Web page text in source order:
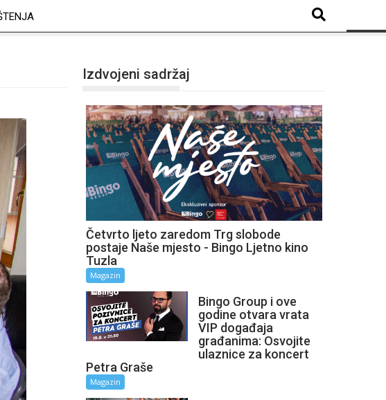
Izdvojeni sadržaj
Četvrto ljeto zaredom Trg slobode
postaje Naše mjesto - Bingo Ljetno kino
Tuzla
Magazin
Bingo Group i ove
godine otvara vrata
VIP događaja
građanima: Osvojite
ulaznice za koncert
Petra Graše
Magazin